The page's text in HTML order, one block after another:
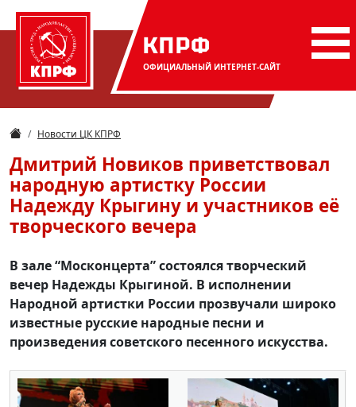
КПРФ
ОФИЦИАЛЬНЫЙ ИНТЕРНЕТ-САЙТ
Новости ЦК КПРФ
Дмитрий Новиков приветствовал
народную артистку России
Надежду Крыгину и участников её
творческого вечера
В зале “Москонцерта” состоялся творческий
вечер Надежды Крыгиной. В исполнении
Народной артистки России прозвучали широко
известные русские народные песни и
произведения советского песенного искусства.